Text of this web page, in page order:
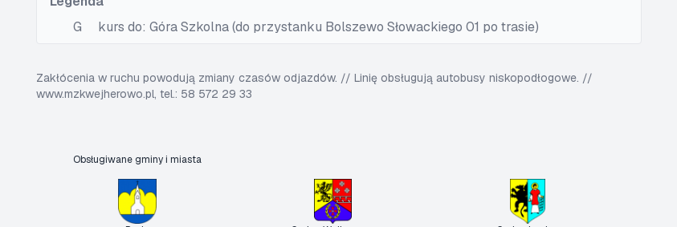
G
kurs do: Góra Szkolna (do przystanku Bolszewo Słowackiego 01 po trasie)
Zakłócenia w ruchu powodują zmiany czasów odjazdów. // Linię obsługują autobusy niskopodłogowe. //
www.mzkwejherowo.pl, tel.: 58 572 29 33
Obsługiwane gminy i miasta